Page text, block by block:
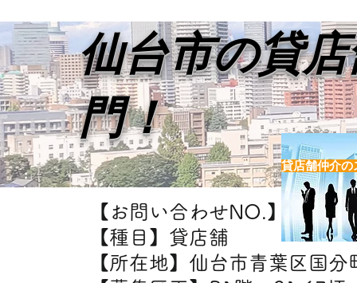
【お問い合わせNO.】H7539
【種目】貸店舗
【所在地】仙台市青葉区国分
仙台市の貸
門！
貸店舗仲介の